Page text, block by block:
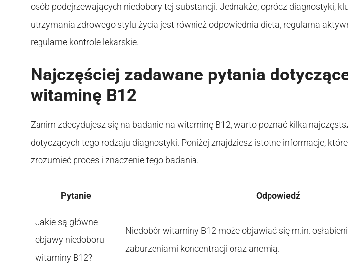
osób podejrzewających niedobory tej substancji. Jednakże, oprócz diagnostyki,
utrzymania zdrowego stylu życia jest również odpowiednia dieta, regularna
regularne kontrole lekarskie.
Najczęściej zadawane pytania
witaminę B12
Zanim zdecydujesz się na badanie na witaminę B12, warto poznać kilka
dotyczących tego rodzaju diagnostyki. Poniżej znajdziesz istotne informacje,
zrozumieć proces i znaczenie tego badania.
Pytanie Odpowiedź
Jakie są główne
objawy niedoboru
witaminy B12?
Niedobór witaminy B12 może objawiać się m.in.
zaburzeniami koncentracji oraz anemią.